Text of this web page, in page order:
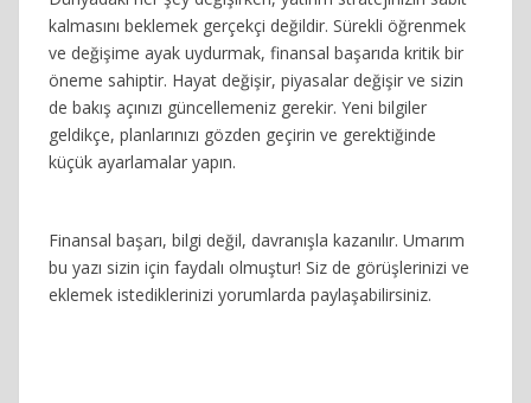
kalmasını beklemek gerçekçi değildir. Sürekli öğrenmek
ve değişime ayak uydurmak, finansal başarıda kritik bir
öneme sahiptir. Hayat değişir, piyasalar değişir ve sizin
de bakış açınızı güncellemeniz gerekir. Yeni bilgiler
geldikçe, planlarınızı gözden geçirin ve gerektiğinde
küçük ayarlamalar yapın.
Finansal başarı, bilgi değil, davranışla kazanılır. Umarım
bu yazı sizin için faydalı olmuştur! Siz de görüşlerinizi ve
eklemek istediklerinizi yorumlarda paylaşabilirsiniz.